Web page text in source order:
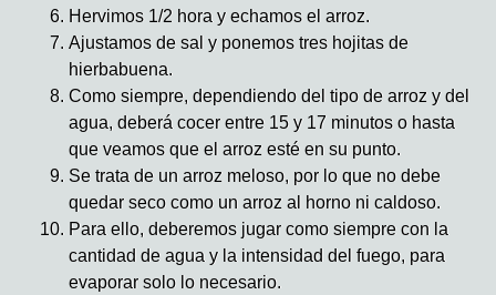
Hervimos 1/2 hora y echamos el arroz.
Ajustamos de sal y ponemos tres hojitas de
hierbabuena.
Como siempre, dependiendo del tipo de arroz y del
agua, deberá cocer entre 15 y 17 minutos o hasta
que veamos que el arroz esté en su punto.
Se trata de un arroz meloso, por lo que no debe
quedar seco como un arroz al horno ni caldoso.
Para ello, deberemos jugar como siempre con la
cantidad de agua y la intensidad del fuego, para
evaporar solo lo necesario.